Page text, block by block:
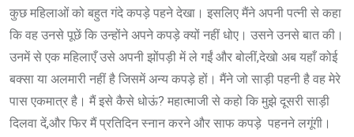
कुछ महिलाओं को बहुत गंदे कपड़े पहने देखा। इसलिए मैंने अपनी पत्नी से कहा
कि वह उनसे पूछें कि उन्होंने अपने कपड़े क्यों नहीं धोए। उसने उनसे बात की।
उनमें से एक महिलाएँ उसे अपनी झोंपड़ी में ले गईं और बोलीं,देखो अब यहाँ कोई
बक्सा या अलमारी नहीं है जिसमें अन्य कपड़े हों। मैंने जो साड़ी पहनी है वह मेरे
पास एकमात्र है। मैं इसे कैसे धोऊं? महात्माजी से कहो कि मुझे दूसरी साड़ी
दिलवा दें,और फिर मैं प्रतिदिन स्नान करने और साफ कपड़े पहनने लगूंगी।